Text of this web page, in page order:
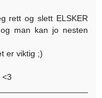
rett og slett ELSKER
man kan jo nesten
er viktig ;)
<3